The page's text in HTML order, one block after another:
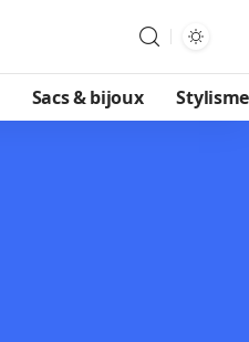
Sacs & bijoux Stylisme